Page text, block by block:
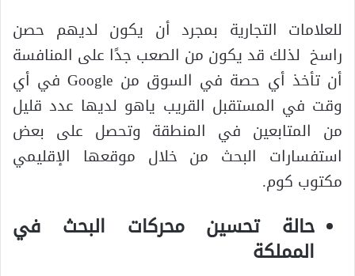
للعلامات التجارية بمجرد أن يكون لديهم حصن
راسخ لذلك قد يكون من الصعب جدًا على المنافسة
أن تأخذ أي حصة في السوق من Google في أي
وقت في المستقبل القريب ياهو لديها عدد قليل
من المتابعين في المنطقة وتحصل على بعض
استفسارات البحث من خلال موقعها الإقليمي
مكتوب كوم.
حالة تحسين محركات البحث في
المملكة